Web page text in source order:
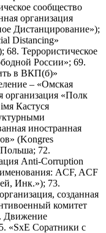
сообщество
организация
Дистанцирование»);
Distancing»
Террористическое
России»; 69.
в ВКП(б)»
– «Омская
организация «Полк
Кастуся
иностранная
(Kongres
72.
Anti-Corruption
ACF, ACF
Инк.»); 73.
созданная
комитет
Движение
«SxE Соратники с